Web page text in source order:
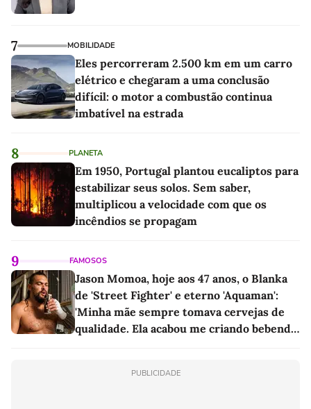
7 MOBILIDADE
Eles percorreram 2.500 km em um carro
elétrico e chegaram a uma conclusão
difícil: o motor a combustão continua
imbatível na estrada
8 PLANETA
Em 1950, Portugal plantou eucaliptos para
estabilizar seus solos. Sem saber,
multiplicou a velocidade com que os
incêndios se propagam
9 FAMOSOS
Jason Momoa, hoje aos 47 anos, o Blanka
de 'Street Fighter' e eterno 'Aquaman':
'Minha mãe sempre tomava cervejas de
qualidade. Ela acabou me criando bebendo
PUBLICIDADE